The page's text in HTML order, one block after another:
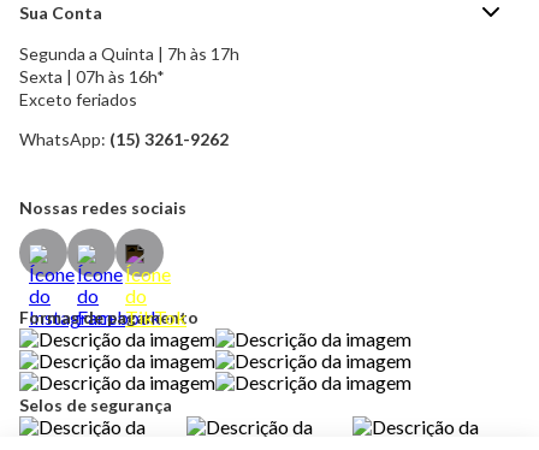
Política de Privacidade
Política de Troca e Devolução
Política de Frete Grátis
Sua Conta
Minha Conta
Meus pedidos
Segunda a Quinta | 7h às 17h
Sexta | 07h às 16h*
Exceto feriados
WhatsApp: (15) 3261-9262
Nossas redes sociais
Formas de pagamento
Selos de segurança